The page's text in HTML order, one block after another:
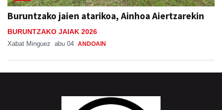
Buruntzako jaien atarikoa, Ainhoa Aiertzarekin
BURUNTZAKO JAIAK 2026
Xabat Minguez abu 04 ANDOAIN